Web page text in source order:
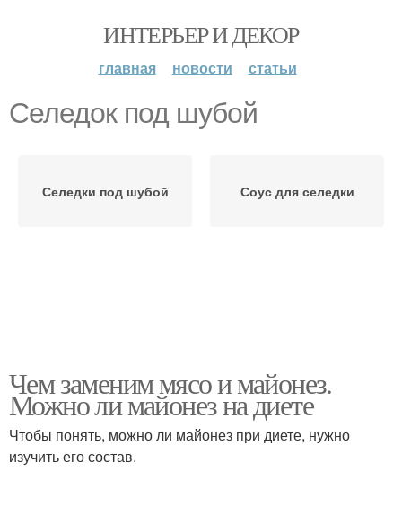
ИНТЕРЬЕР И ДЕКОР
главная новости статьи
Селедок под шубой
Селедки под шубой Соус для селедки
Чем заменим мясо и майонез.
Можно ли майонез на диете
Чтобы понять, можно ли майонез при диете, нужно
изучить его состав.